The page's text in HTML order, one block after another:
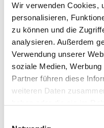
Wir verwenden Cookies,
personalisieren,
zu können und die
analysieren. Außerdem
Verwendung unserer
soziale Medien,
Partner führen diese
weiteren Daten
Bewertung schauen,
aktuellen
Folge uns
Fast täglich bieten
interessante Einblicke in